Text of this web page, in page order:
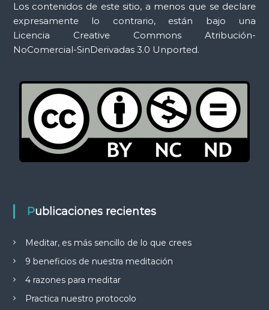
Los contenidos de este sitio, a menos que se declare
expresamente lo contrario, están bajo una
Licencia Creative Commons Atribución-
NoComercial-SinDerivadas 3.0 Unported.
Publicaciones recientes
Meditar, es más sencillo de lo que crees
9 beneficios de nuestra meditación
4 razones para meditar
Practica nuestro protocolo